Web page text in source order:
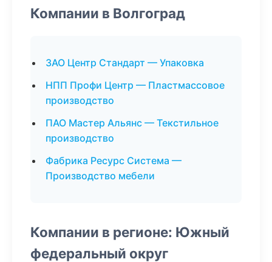
Компании в Волгоград
ЗАО Центр Стандарт — Упаковка
НПП Профи Центр — Пластмассовое
производство
ПАО Мастер Альянс — Текстильное
производство
Фабрика Ресурс Система —
Производство мебели
Компании в регионе: Южный
федеральный округ